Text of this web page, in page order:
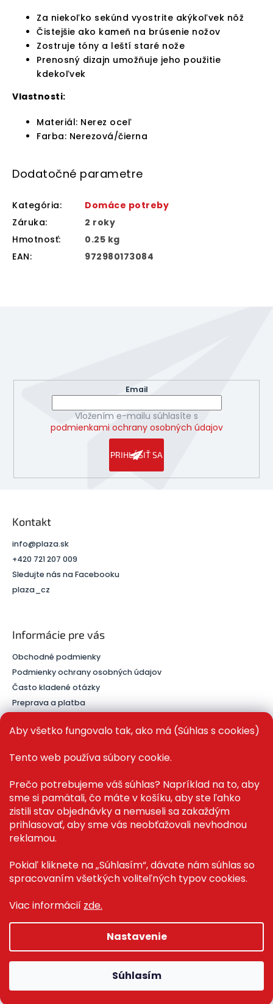
Aby všetko fungovalo tak, ako má (Súhlas s cookies)
Tento web používa súbory cookie.
Prečo potrebujeme váš súhlas? Napríklad na to, aby
sme si pamätali, čo máte v košíku, aby ste ľahko
zistili stav objednávky a nemuseli sa zakaždým
prihlasovať, aby sme vás neobťažovali nevhodnou
reklamou.
Pokiaľ kliknete na „Súhlasím“, dávate nám súhlas so
spracovaním všetkých voliteľných typov cookies.
Viac informácií zde.
Nastavenie
Súhlasím
Za niekoľko sekúnd vyostrite akýkoľvek nôž
Čistejšie ako kameň na brúsenie nožov
Zostruje tóny a leští staré nože
Prenosný dizajn umožňuje jeho použitie
kdekoľvek
Vlastnosti:
Materiál: Nerez oceľ
Farba: Nerezová/čierna
Dodatočné parametre
Kategória:
Domáce potreby
Záruka:
2 roky
Hmotnosť:
0.25 kg
EAN: 972980173084
Email
Vložením e-mailu súhlasíte s
podmienkami ochrany osobných údajov
PRIHLÁSIŤ SA
Kontakt
info@plaza.sk
+420 721 207 009
Sledujte nás na Facebooku
plaza_cz
Informácie pre vás
Obchodné podmienky
Podmienky ochrany osobných údajov
Často kladené otázky
Preprava a platba
PRE ZÁKAZNÍKOV
Recenze ✅
Magazín PLAZA News™
Můj účet
Registrace
Přihlášení
Vytvoril Shoptet
Copyright 2026Plaza.sk. Všetky práva vyhradené.
Grafický návrh vytvořil a na Shoptet implementoval